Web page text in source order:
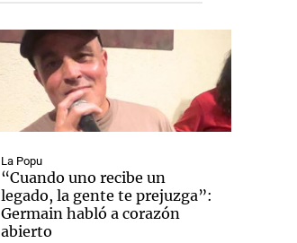
La Popu
“Cuando uno recibe un
legado, la gente te prejuzga”:
Germain habló a corazón
abierto
Notas